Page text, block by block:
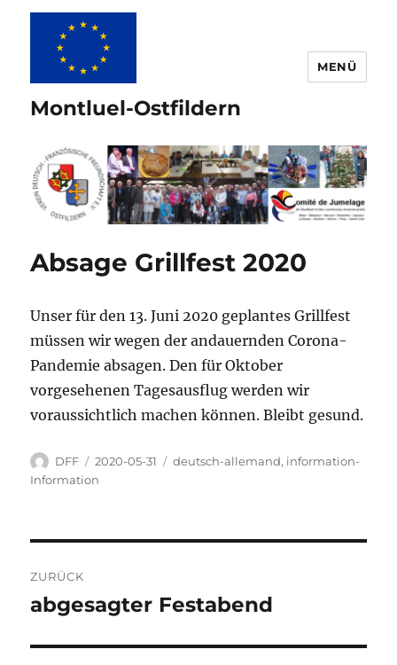
Montluel-Ostfildern
MENÜ
Absage Grillfest 2020
Unser für den 13. Juni 2020 geplantes Grillfest
müssen wir wegen der andauernden Corona-
Pandemie absagen. Den für Oktober
vorgesehenen Tagesausflug werden wir
voraussichtlich machen können. Bleibt gesund.
Autor
DFF
Veröffentlicht
am
2020-05-31 Kategorien
deutsch-allemand, information-
Information
ZURÜCK
Vorheriger
abgesagter Festabend